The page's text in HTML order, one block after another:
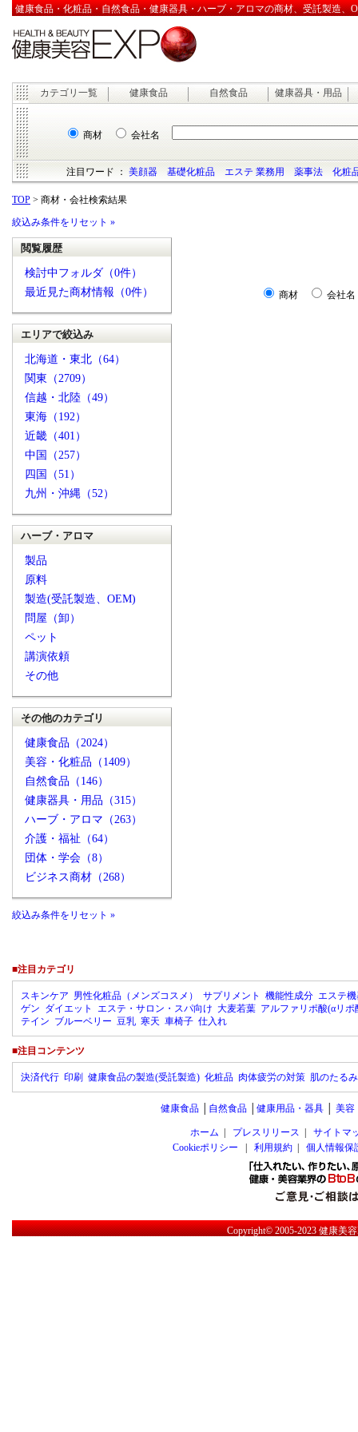
健康食品・化粧品・自然食品・健康器具・ハーブ・アロマの商材、受託製造、
カテゴリ一覧 健康食品 自然食品 健康器具・用品
商材 会社名
注目ワード ：美顔器 基礎化粧品 エステ 業務用 薬事法 化粧
TOP > 商材・会社検索結果
絞込み条件をリセット »
閲覧履歴
検討中フォルダ（0件）
最近見た商材情報（0件）
エリアで絞込み
北海道・東北（64）
関東（2709）
信越・北陸（49）
東海（192）
近畿（401）
中国（257）
四国（51）
九州・沖縄（52）
ハーブ・アロマ
製品
原料
製造(受託製造、OEM)
問屋（卸）
ペット
講演依頼
その他
その他のカテゴリ
健康食品（2024）
美容・化粧品（1409）
自然食品（146）
健康器具・用品（315）
ハーブ・アロマ（263）
介護・福祉（64）
団体・学会（8）
ビジネス商材（268）
絞込み条件をリセット »
商材 会社名
■注目カテゴリ
スキンケア 男性化粧品（メンズコスメ） サプリメント 機能性成分 エステ
ゲン ダイエット エステ・サロン・スパ向け 大麦若葉 アルファリポ酸(αリポ
テイン ブルーベリー 豆乳 寒天 車椅子 仕入れ
■注目コンテンツ
決済代行 印刷 健康食品の製造(受託製造) 化粧品 肉体疲労の対策 肌のたる
健康食品│ 自然食品│ 健康用品・器具│ 美容
ホーム プレスリリース
サイトマ
Cookieポリシー
利用規約| 個人情報保
Copyright© 2005-2023健康美